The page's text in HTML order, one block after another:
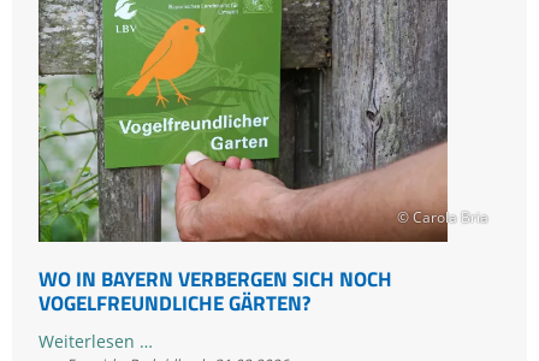
Igel
machen
© Carola Bria
WO IN BAYERN VERBERGEN SICH NOCH
VOGELFREUNDLICHE GÄRTEN?
Weiterlesen …Wo